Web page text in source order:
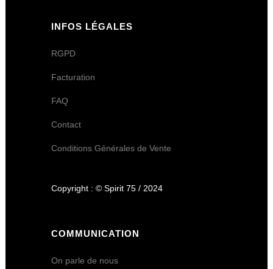
INFOS LÉGALES
RGPD
Facturation
FAQ
Contact
Conditions Générales de Vente
Copyright : © Spirit 75 / 2024
COMMUNICATION
On parle de nous